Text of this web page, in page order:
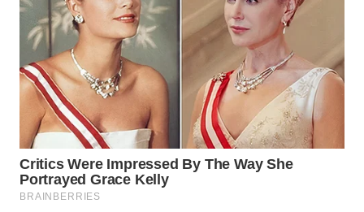
WAHANA
TRAVEL
WAHANA
TV
WAHANANEWS
ID